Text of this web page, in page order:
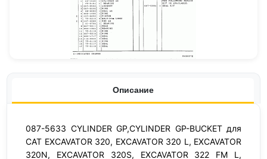
Описание
087-5633 CYLINDER GP,CYLINDER GP-BUCKET для
CAT EXCAVATOR 320, EXCAVATOR 320 L, EXCAVATOR
320N, EXCAVATOR 320S, EXCAVATOR 322 FM L,